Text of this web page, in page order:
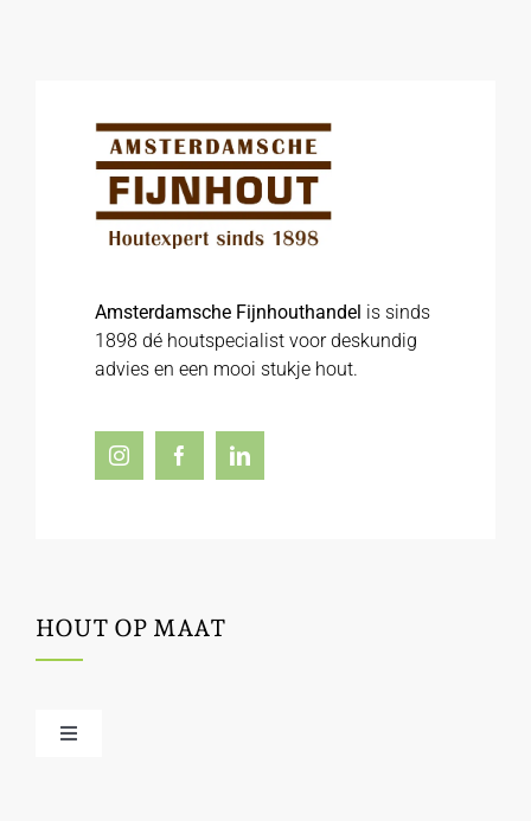
Amsterdamsche Fijnhouthandel is sinds
1898 dé houtspecialist voor deskundig
advies en een mooi stukje hout.
HOUT OP MAAT
Toggle